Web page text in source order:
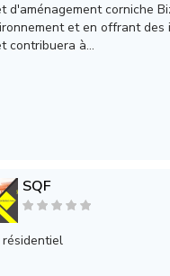
d'aménagement corniche
et en offrant
contribuera à...
SQF